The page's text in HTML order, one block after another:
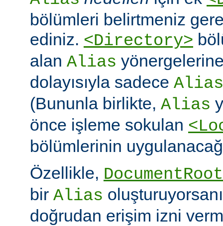
bölümleri belirtmeniz
ediniz. <Directory>
alan Alias
dolayısıyla sadece Alias
(Bununla birlikte, Alias
önce işleme sokulan
bölümlerinin
Özellikle, DocumentRoot
bir Alias
doğrudan erişim izni